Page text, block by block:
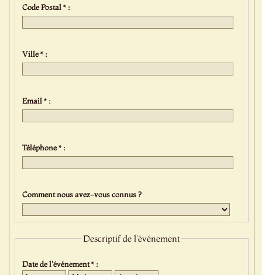
Code Postal * :
Ville * :
Email * :
Téléphone * :
Comment nous avez-vous connus ?
Descriptif de l'événement
Date de l'événement * :